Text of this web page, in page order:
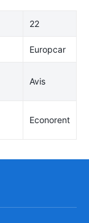
22
Europcar
Avis
Econorent